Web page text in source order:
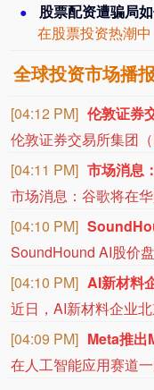
股票配资遭骗局如
全球投资市场播
[04:09 PM]
[04:08 PM] 美团：燃
[04:07 PM]
[04:07 PM]
[04:07 PM] 辽宁证监